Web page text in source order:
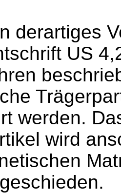
derartiges
US
werden.
wird